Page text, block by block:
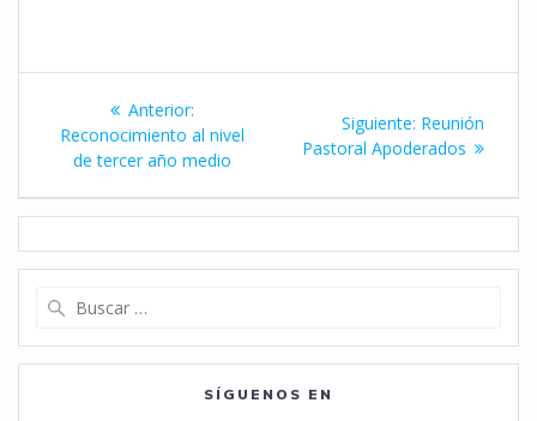
Navegación
de
entradas
Anterior:Entrada
anterior:
Reconocimiento al nivel
de tercer año medio
Siguiente: Siguiente
entrada:
Reunión
Pastoral Apoderados
SÍGUENOS EN